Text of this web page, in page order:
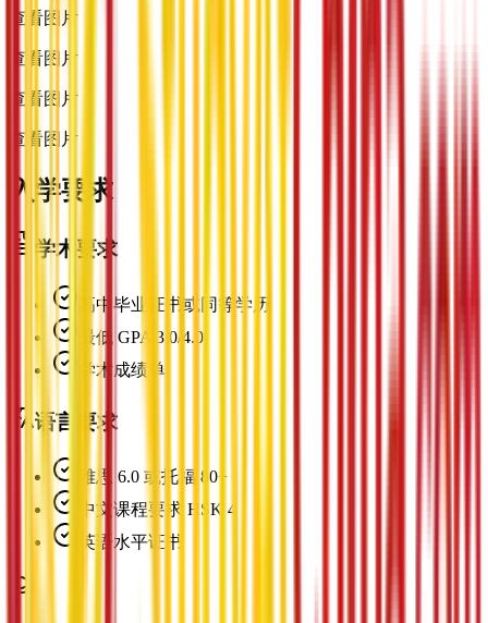
查看图片
查看图片
查看图片
查看图片
入学要求
学术要求
高中毕业证书或同等学历
最低 GPA 3.0/4.0
学术成绩单
语言要求
雅思 6.0 或托福 80+
中文课程要求 HSK 4
英语水平证书